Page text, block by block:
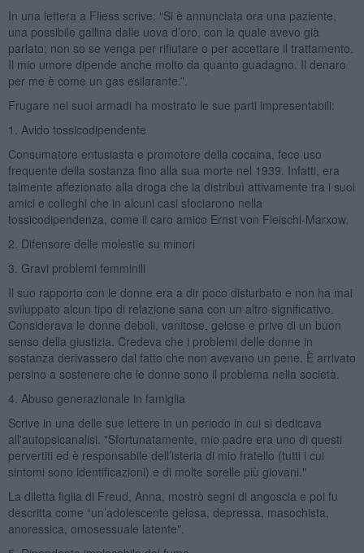
In una lettera a Fliess scrive: “Si è annunciata ora una paziente,
una possibile gallina dalle uova d’oro, con la quale avevo già
parlato; non so se venga per rifiutare o per accettare il trattamento.
Il mio umore dipende anche molto da quanto guadagno. Il denaro
per me è come un gas esilarante.”.
Frugare nei suoi armadi ha mostrato le sue parti impresentabili:
1. Avido tossicodipendente
Consumatore entusiasta e promotore della cocaina, fece uso
frequente della sostanza fino alla sua morte nel 1939. Infatti, era
talmente affezionato alla droga che la distribuì attivamente tra i suoi
amici e colleghi che in alcuni casi sfociarono nella
tossicodipendenza, come il caro amico Ernst von Fleischl-Marxow.
2. Difensore delle molestie su minori
3. Gravi problemi femminili
Il suo rapporto con le donne era a dir poco disturbato e non ha mai
sviluppato alcun tipo di relazione sana con un altro significativo.
Considerava le donne deboli, vanitose, gelose e prive di un buon
senso della giustizia. Credeva che i problemi delle donne in
sostanza derivassero dal fatto che non avevano un pene. È arrivato
persino a sostenere che le donne sono il problema nella società.
4. Abuso generazionale in famiglia
Scrive in una delle sue lettere in un periodo in cui si dedicava
all'autopsicanalisi. "Sfortunatamente, mio padre era uno di questi
pervertiti ed è responsabile dell’isteria di mio fratello (tutti i cui
sintomi sono identificazioni) e di molte sorelle più giovani."
La diletta figlia di Freud, Anna, mostrò segni di angoscia e poi fu
descritta come “un’adolescente gelosa, depressa, masochista,
anoressica, omosessuale latente".